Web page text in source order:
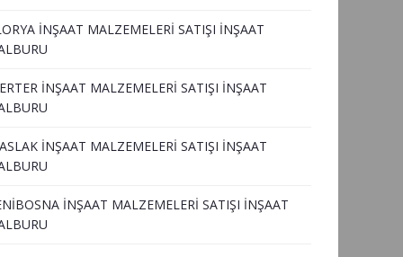
İNŞAAT MALZEMELERİ SATIŞI İNŞAAT
İNŞAAT MALZEMELERİ SATIŞI İNŞAAT
İNŞAAT MALZEMELERİ SATIŞI İNŞAAT
İNŞAAT MALZEMELERİ SATIŞI İNŞAAT